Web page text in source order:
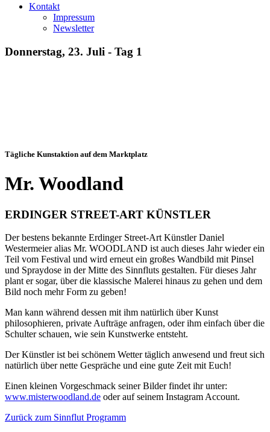
Kontakt
Impressum
Newsletter
Donnerstag, 23. Juli - Tag 1
Tägliche Kunstaktion auf dem Marktplatz
Mr. Woodland
ERDINGER STREET-ART KÜNSTLER
Der bestens bekannte Erdinger Street-Art Künstler Daniel
Westermeier alias Mr. WOODLAND ist auch dieses Jahr wieder ein
Teil vom Festival und wird erneut ein großes Wandbild mit Pinsel
und Spraydose in der Mitte des Sinnfluts gestalten. Für dieses Jahr
plant er sogar, über die klassische Malerei hinaus zu gehen und dem
Bild noch mehr Form zu geben!
Man kann während dessen mit ihm natürlich über Kunst
philosophieren, private Aufträge anfragen, oder ihm einfach über die
Schulter schauen, wie sein Kunstwerke entsteht.
Der Künstler ist bei schönem Wetter täglich anwesend und freut sich
natürlich über nette Gespräche und eine gute Zeit mit Euch!
Einen kleinen Vorgeschmack seiner Bilder findet ihr unter:
www.misterwoodland.de oder auf seinem Instagram Account.
Zurück zum Sinnflut Programm